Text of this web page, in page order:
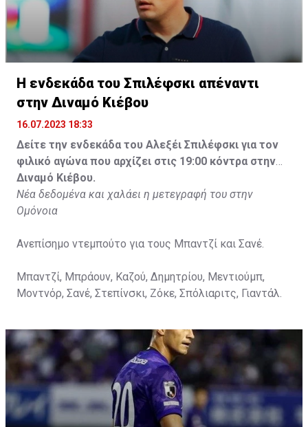
Η ενδεκάδα του Σπιλέφσκι απέναντι
στην Διναμό Κιέβου
16.07.2023 18:33
Δείτε την ενδεκάδα του Αλεξέι Σπιλέφσκι για τον
φιλικό αγώνα που αρχίζει στις 19:00 κόντρα στην
Διναμό Κιέβου.
Νέα δεδομένα και χαλάει η μετεγραφή του στην
Ομόνοια
Ανεπίσημο ντεμπούτο για τους Μπαντζί και Σανέ.
Μπαντζί, Μπράουν, Καζού, Δημητρίου, Μεντιούμπ,
Μοντνόρ, Σανέ, Στεπίνσκι, Ζόκε, Σπόλιαριτς, Γιαντάλ.